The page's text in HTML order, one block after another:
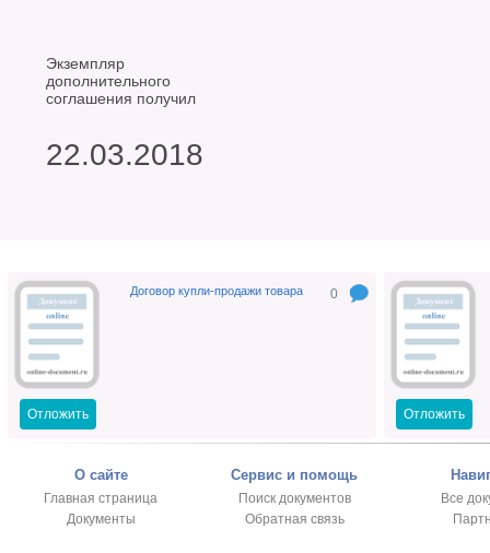
Экземпляр
дополнительного
соглашения получил
22.03.2018
0
Договор купли-продажи товара
Отложить Отложить
О сайте
Главная страница
Документы
Сервис и помощь
Поиск документов
Обратная связь
Все